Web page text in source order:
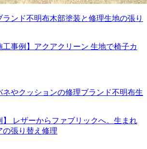
ランド不明布木部塗装と修理生地の張り
工事例】アクアクリーン 生地で椅子カ
ネやクッションの修理ブランド不明布生
】 レザーからファブリックへ。生まれ
の張り替え修理